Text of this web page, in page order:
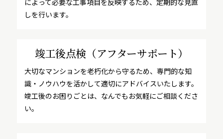
によって必要な工事項目を反映するため、定期的な見直
しを行います。
竣工後点検 （アフターサポート）
大切なマンションを老朽化から守るため、専門的な知
識・ノウハウを活かして適切にアドバイスいたします。
竣工後のお困りごとは、なんでもお気軽にご相談くださ
い。